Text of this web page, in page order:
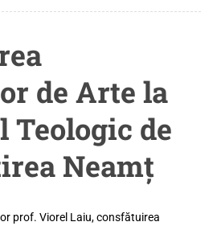
de Arte la
Teologic de
Neamț
prof. Viorel Laiu, consfătuirea